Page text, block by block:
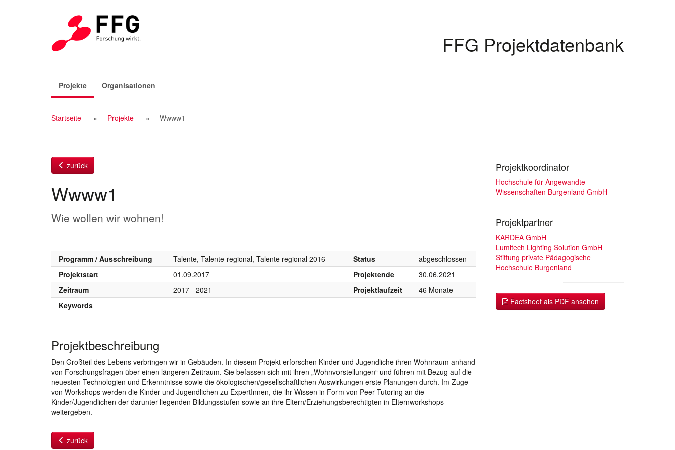
FFG Projektdatenbank
Projekte(aktiv)Organisationen
Breadcrumb
Startseite Projekte Wwww1
zurück
Wwww1
Wie wollen wir wohnen!
Programm / Ausschreibung Talente, Talente regional, Talente regional 2016 Status
abgeschlossen
Projektstart
01.09.2017 Projektende
30.06.2021
Zeitraum
2017 - 2021 Projektlaufzeit
46 Monate
Keywords
Projektbeschreibung
Den Großteil des Lebens verbringen wir in Gebäuden. In diesem Projekt erforschen Kinder und Jugendliche ihren Wohnraum anhand
von Forschungsfragen über einen längeren Zeitraum. Sie befassen sich mit ihren „Wohnvorstellungen“ und führen mit Bezug auf die
neuesten Technologien und Erkenntnisse sowie die ökologischen/gesellschaftlichen Auswirkungen erste Planungen durch. Im Zuge
von Workshops werden die Kinder und Jugendlichen zu ExpertInnen, die ihr Wissen in Form von Peer Tutoring an die
Kinder/Jugendlichen der darunter liegenden Bildungsstufen sowie an ihre Eltern/Erziehungsberechtigten in Elternworkshops
weitergeben.
zurück
Projektkoordinator
Hochschule für Angewandte
Wissenschaften Burgenland GmbH
Projektpartner
KARDEA GmbH
Lumitech Lighting Solution GmbH
Stiftung private Pädagogische
Hochschule Burgenland
Factsheet als PDF ansehen